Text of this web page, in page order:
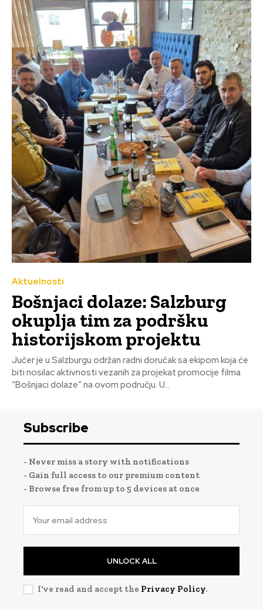
Aktuelnosti
Bošnjaci dolaze: Salzburg
okuplja tim za podršku
historijskom projektu
Jučer je u Salzburgu održan radni doručak sa ekipom koja će
biti nosilac aktivnosti vezanih za projekat promocije filma
“Bošnjaci dolaze” na ovom području. U...
Subscribe
- Never miss a story with notifications
- Gain full access to our premium content
- Browse free from up to 5 devices at once
UNLOCK ALL
I've read and accept the Privacy Policy.